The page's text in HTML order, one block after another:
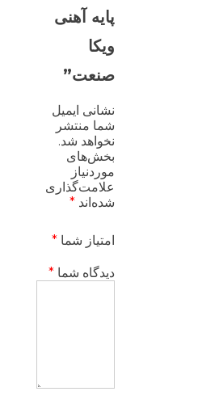
پایه آهنی
ویکا
صنعت”
نشانی ایمیل
شما منتشر
نخواهد شد.
بخش‌های
موردنیاز
علامت‌گذاری
شده‌اند *
امتیاز شما *
دیدگاه شما *